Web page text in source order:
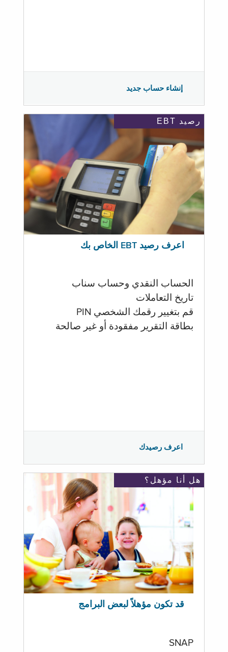
إنشاء حساب جديد
رصيد EBT
اعرف رصيد EBT الخاص بك
الحساب النقدي وحساب سناب
تاريخ التعاملات
قم بتغيير رقمك الشخصي PIN
بطاقة التقرير مفقودة أو غير صالحة
اعرف رصيدك
هل أنا مؤهل؟
قد تكون مؤهلاً لبعض البرامج
SNAP